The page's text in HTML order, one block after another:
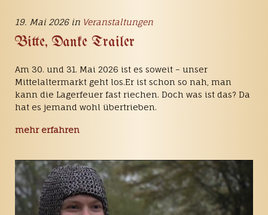
19. Mai 2026 in Veranstaltungen
Bitte, Danke Trailer
Am 30. und 31. Mai 2026 ist es soweit – unser
Mittelaltermarkt geht los.Er ist schon so nah, man
kann die Lagerfeuer fast riechen. Doch was ist das? Da
hat es jemand wohl übertrieben.
mehr erfahren